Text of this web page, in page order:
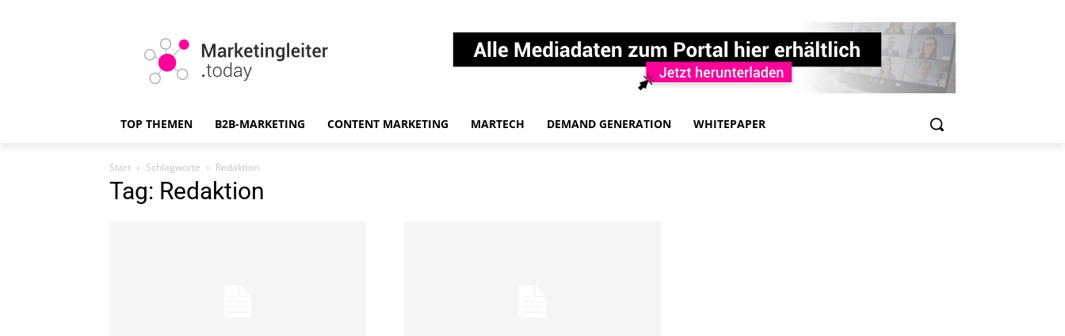
TOP THEMEN B2B-MARKETING CONTENT MARKETING MARTECH DEMAND GENERATION WHITEPAPER
Start Schlagworte Redaktion
Tag: Redaktion